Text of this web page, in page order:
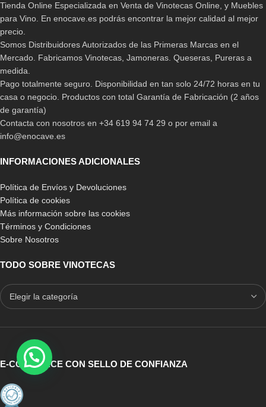
Tienda Online Especializada en Venta de Vinotecas Online, y Muebles
para Vino. En enocave.es podrás encontrar la mejor calidad al mejor
precio.
Somos Distribuidores Autorizados de las Primeras Marcas en el
Mercado. Fabricamos Vinotecas, Jamoneras. Queseras, Pureras a
medida.
Pago totalmente seguro. Disponibilidad en tan solo 24/72 horas en tu
casa o negocio. Productos con total Garantía de Fabricación (2 años
de garantía)
Contacta con nosotros en +34 619 94 74 29 o por email a
info@enocave.es
INFORMACIONES ADICIONALES
Política de Envíos y Devoluciones
Política de cookies
Más información sobre las cookies
Términos y Condiciones
Sobre Nosotros
TODO SOBRE VINOTECAS
E-COMMERCE CON SELLO DE CONFIANZA